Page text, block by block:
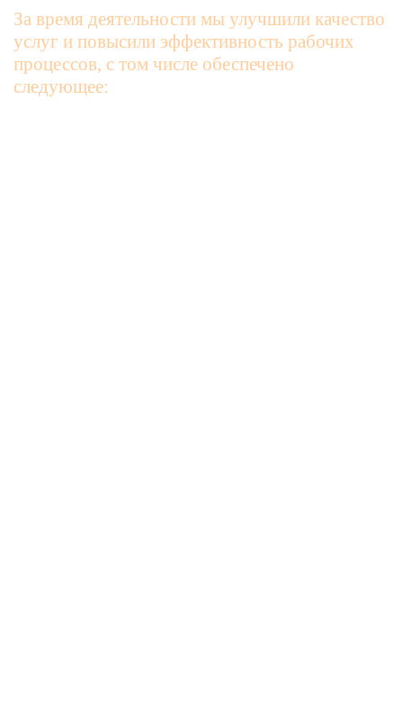
За время деятельности мы улучшили качество
услуг и повысили эффективность рабочих
процессов, с том числе обеспечено
следующее: